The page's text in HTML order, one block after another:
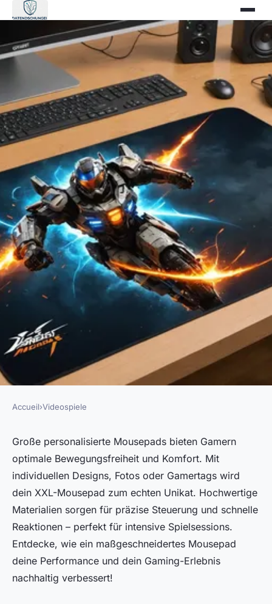
VIDEOSPIELE
Personalisierte xxl mousepads
für gamer: dein perfekter
begleiter!
Iris•19. September 2025 •4 min de lecture
Accueil›Videospiele
Große personalisierte Mousepads bieten Gamern
optimale Bewegungsfreiheit und Komfort. Mit
individuellen Designs, Fotos oder Gamertags wird
dein XXL-Mousepad zum echten Unikat. Hochwertige
Materialien sorgen für präzise Steuerung und schnelle
Reaktionen – perfekt für intensive Spielsessions.
Entdecke, wie ein maßgeschneidertes Mousepad
deine Performance und dein Gaming-Erlebnis
nachhaltig verbessert!